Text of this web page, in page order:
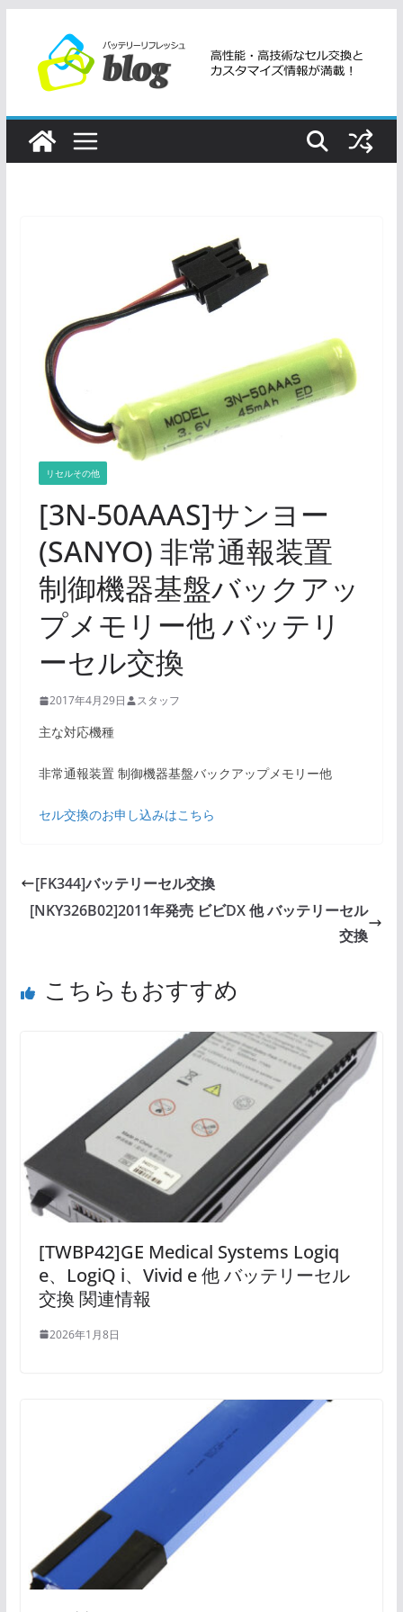
ツ
リセルその他
[3N-50AAAS]サンヨー
(SANYO) 非常通報装置
制御機器基盤バックアッ
プメモリー他 バッテリ
ーセル交換
2017年4月29日 スタッフ
主な対応機種
非常通報装置 制御機器基盤バックアップメモリー他
セル交換のお申し込みはこちら
[FK344]バッテリーセル交換
[NKY326B02]2011年発売 ビビDX 他 バッテリーセル
交換
こちらもおすすめ
[TWBP42]GE Medical Systems Logiq
e、LogiQ i、Vivid e 他 バッテリーセル
交換 関連情報
2026年1月8日